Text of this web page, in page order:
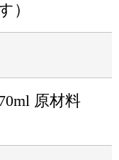
）
原材料